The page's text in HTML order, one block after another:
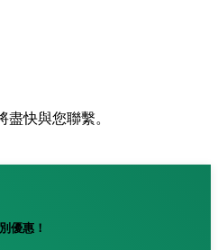
快與您聯繫。
優惠！